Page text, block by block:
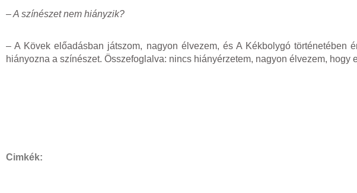
– A színészet nem hiányzik?
– A Kövek előadásban játszom, nagyon élvezem, és A Kékbolygó történetében
hiányozna a színészet. Összefoglalva: nincs hiányérzetem, nagyon élvezem,
Cimkék: